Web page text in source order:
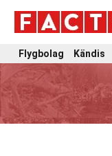
Flygbolag Kändis